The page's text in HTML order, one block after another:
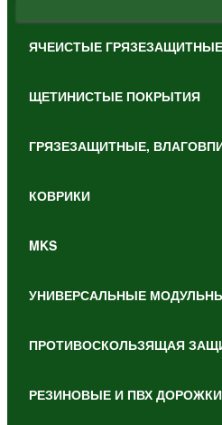
ЯЧЕИСТЫЕ
ЩЕТИНИСТЫЕ ПОКРЫТИЯ
ГРЯЗЕЗАЩИТНЫЕ,
КОВРИКИ
MKS
УНИВЕРСАЛЬНЫЕ
ПРОТИВОСКОЛЬЗЯЩАЯ
РЕЗИНОВЫЕ И ПВХ ДОРОЖКИ